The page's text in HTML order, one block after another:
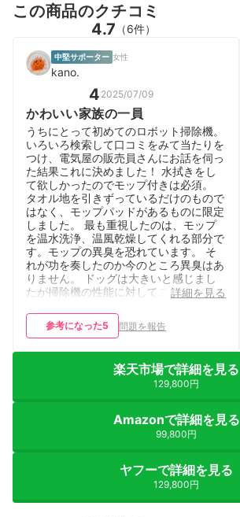
この商品のクチコミ
4.7 （6件）
中堅サポーター 女性
kano.
4 2025/07/09
かわいい家族の一員
うちにとって初めてのロボット掃除機。
いろいろ検索して口コミをみて当たりを
つけ、電気屋の販売員さんにお話を伺っ
た結果これに決めました！ 水拭きをし
て欲しかったのでモップ付きは必須。
タオル地を引きずっているだけのもので
はなく、モップパッドがあるものに限定
しました。 最も重視したのは、モップ
を温水洗浄、温風乾燥してくれる部分で
す。モップの異臭を恐れています。 そ
れが功を奏したのか今のところ異臭はあ
りません。 ドッグは大きいと感じまし
たが掃除機の性能に対してこれなら全然
ット掃除機に慣れていないので、コード
やマットに引っかかって掃除を遂行でき
が、一つだけ。 アプリが少し使いにく
いです。 慣れの問題なのでしょうが、
なくて何度も玄関に落ちました。 曜日
ごとにスケジューリングできるのです
が、その設定をどこからするのかわから
て、アプリ上で設定でき、掃除機が休ん
でいる時は地図上でzzz…マークが出る
などかわいらしくて、愛情持って一緒に
生活できる一員になりました。
詳細を見る
参考になった5 問題を報告
楽天市場で詳細を見る
129,800円
Amazonで詳細を見る
99,800円
ヤフーで詳細を見る
129,800円